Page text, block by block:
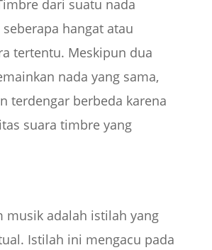
dari suatu nada
hangat atau
tertentu. Meskipun dua
nada yang sama,
terdengar berbeda karena
suara timbre yang
musik adalah istilah yang
Istilah ini mengacu pada